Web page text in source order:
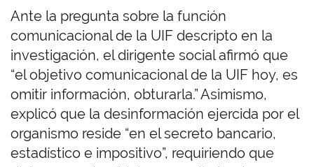
Ante la pregunta sobre la función
comunicacional de la UIF descripto en la
investigación, el dirigente social afirmó que
“el objetivo comunicacional de la UIF hoy, es
omitir información, obturarla.” Asimismo,
explicó que la desinformación ejercida por el
organismo reside “en el secreto bancario,
estadístico e impositivo”, requiriendo que